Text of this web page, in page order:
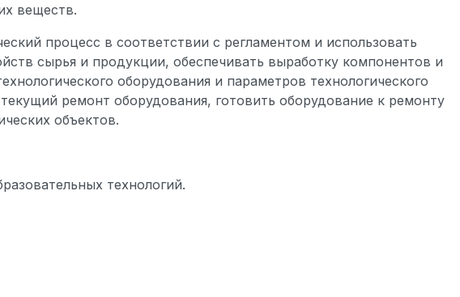
веществ.
процесс в соответствии с регламентом и использовать
сырья и продукции, обеспечивать выработку компонентов и
оборудования и параметров технологического
ремонт оборудования, готовить оборудование к ремонту
объектов.
технологий.